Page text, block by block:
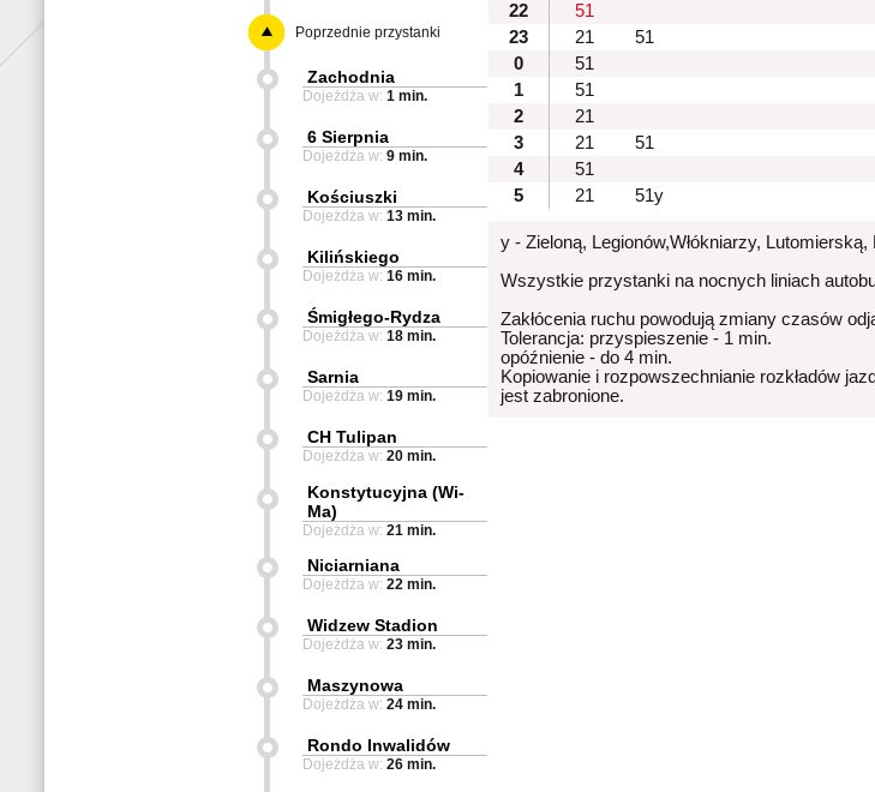
22
51
23
21
51
0
51
1
51
2
21
3
21
51
4
51
5
21 51y
y - Zieloną, Legionów,Włókniarzy,
Wszystkie przystanki na nocnych liniach
Zakłócenia ruchu powodują zmiany czasów
Tolerancja: przyspieszenie - 1 min.
opóźnienie - do 4 min.
Kopiowanie i rozpowszechnianie rozkładów
jest zabronione.
Poprzednie przystanki
Zachodnia
Dojeżdża w: 1 min.
6 Sierpnia
Dojeżdża w: 9 min.
Kościuszki
Dojeżdża w: 13 min.
Kilińskiego
Dojeżdża w: 16 min.
Śmigłego-Rydza
Dojeżdża w: 18 min.
Sarnia
Dojeżdża w: 19 min.
CH Tulipan
Dojeżdża w: 20 min.
Konstytucyjna (Wi-
Ma)
Dojeżdża w: 21 min.
Niciarniana
Dojeżdża w: 22 min.
Widzew Stadion
Dojeżdża w: 23 min.
Maszynowa
Dojeżdża w: 24 min.
Rondo Inwalidów
Dojeżdża w: 26 min.